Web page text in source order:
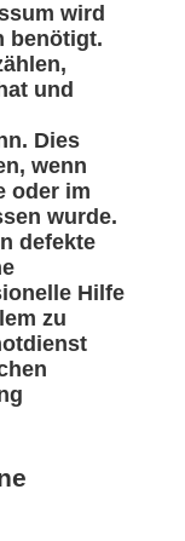
wird
benötigt.
und
Dies
wenn
oder im
wurde.
defekte
Hilfe
zu